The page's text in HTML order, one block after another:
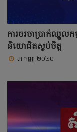
ការចរចាប្រាក់ឈ្នួលក
និយោជិតស្ងប់ចិត្ត
៣ កញ្ញា ២០២០